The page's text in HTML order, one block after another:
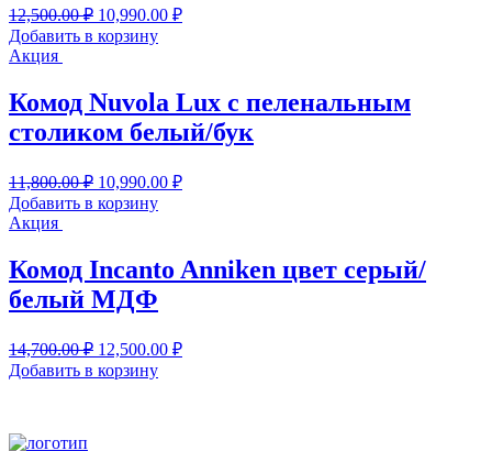
12,500.00₽ Первоначальная
цена
составляла
10,990.00 ₽Текущая
Добавить в корзину
Акция
Комод Nuvola Lux с пеленальным
столиком белый/бук
11,800.00₽ Первоначальная
цена
составляла
10,990.00 ₽Текущая
Добавить в корзину
Акция
Комод Incanto Anniken цвет серый/
белый МДФ
14,700.00₽ Первоначальная
цена
составляла
12,500.00 ₽Текущая
Добавить в корзину